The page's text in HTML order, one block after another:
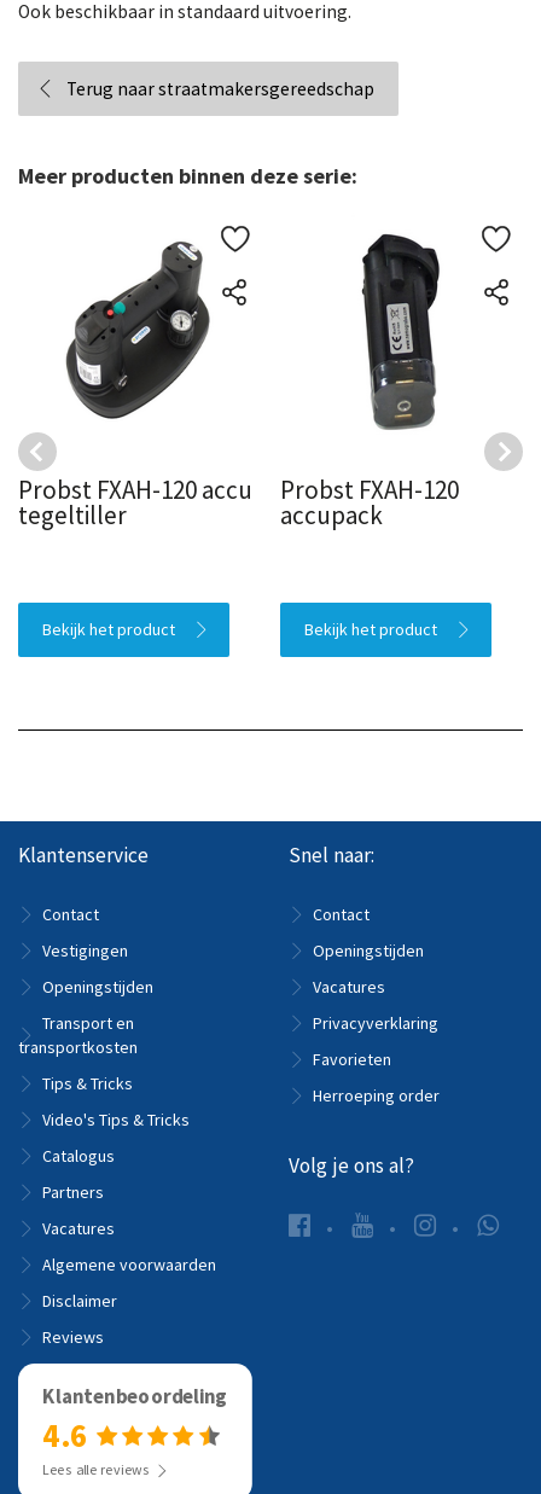
Ook beschikbaar in standaard uitvoering.
Terug naar straatmakersgereedschap
Meer producten binnen deze serie:
Probst FXAH-120 accu
tegeltiller
Bekijk het product
Probst FXAH-120
accupack
Bekijk het product
Klantenservice
Contact
Vestigingen
Openingstijden
Transport en
transportkosten
Tips & Tricks
Video's Tips & Tricks
Catalogus
Partners
Vacatures
Algemene voorwaarden
Disclaimer
Reviews
Snel naar:
Contact
Openingstijden
Vacatures
Privacyverklaring
Favorieten
Herroeping order
Volg je ons al?
Klantenbeoordeling
4.6
Lees alle reviews